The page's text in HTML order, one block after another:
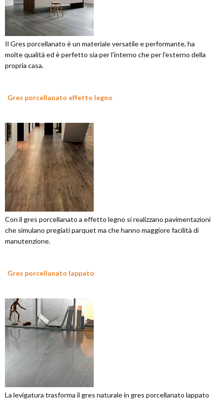
Il Gres porcellanato è un materiale versatile e performante, ha
molte qualità ed è perfetto sia per l'interno che per l'esterno della
propria casa.
Gres porcellanato effetto legno
Con il gres porcellanato a effetto legno si realizzano pavimentazioni
che simulano pregiati parquet ma che hanno maggiore facilità di
manutenzione.
Gres porcellanato lappato
La levigatura trasforma il gres naturale in gres porcellanato lappato